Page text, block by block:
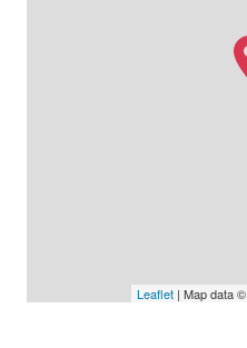
Leaflet| Map data ©